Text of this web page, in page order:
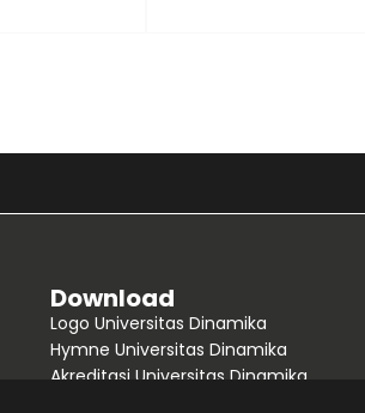
Download
Logo Universitas Dinamika
Hymne Universitas Dinamika
Akreditasi Universitas Dinamika